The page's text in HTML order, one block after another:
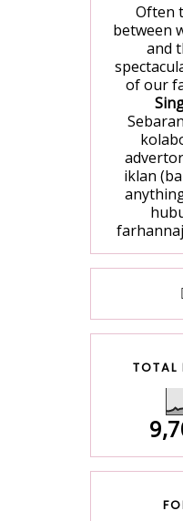
Often
between
and
of our
iklan
TOTAL